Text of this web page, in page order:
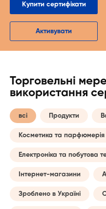
Купити сертифікати
Активувати
Торговельні
використання
всі Продукти
Косметика та парфюмерія
Електроніка та побутова
Інтернет-магазини
Зроблено в Україні